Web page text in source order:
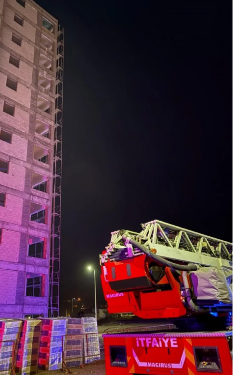
Niğde
Ordu
Rize
Sakarya
Samsun
Siirt
Sinop
Sivas
Tekirdağ
Tokat
Trabzon
Tunceli
Şanlıurfa
Uşak
Van
Yozgat
Zonguldak
Aksaray